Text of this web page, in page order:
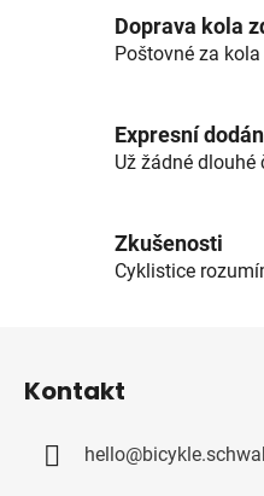
Doprava kola
Poštovné za
Expresní
Už žádné dlouhé
Zkušenosti
Cyklistice
Kontakt
hello@